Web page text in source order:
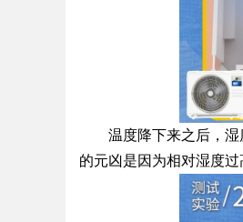
温度降下来之后，
的元凶是因为相对湿度